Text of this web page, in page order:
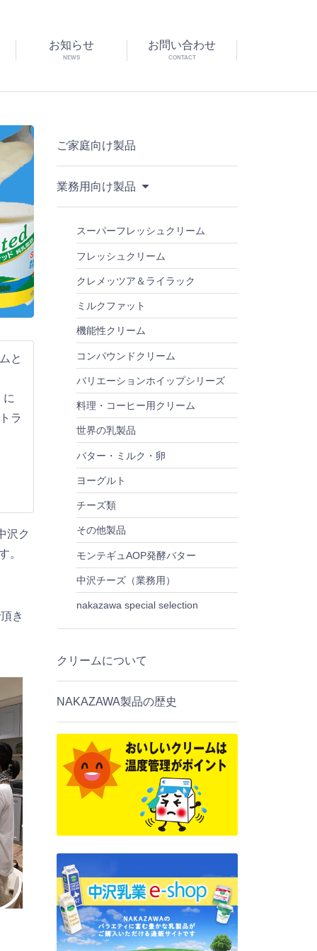
お知らせ
NEWS
お問い合わせ
CONTACT
と
に
ラ
沢ク
。
き
ご家庭向け製品
業務用向け製品
スーパーフレッシュクリーム
フレッシュクリーム
クレメッツア＆ライラック
ミルクファット
機能性クリーム
コンパウンドクリーム
バリエーションホイップシリーズ
料理・コーヒー用クリーム
世界の乳製品
バター・ミルク・卵
ヨーグルト
チーズ類
その他製品
モンテギュAOP発酵バター
中沢チーズ（業務用）
nakazawa special selection
クリームについて
NAKAZAWA製品の歴史